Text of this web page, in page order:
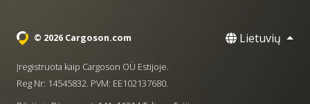
© 2026 Cargoson.com Lietuvių
Įregistruota kaip Cargoson OÜ Estijoje.
Reg Nr: 14545832. PVM: EE102137680.